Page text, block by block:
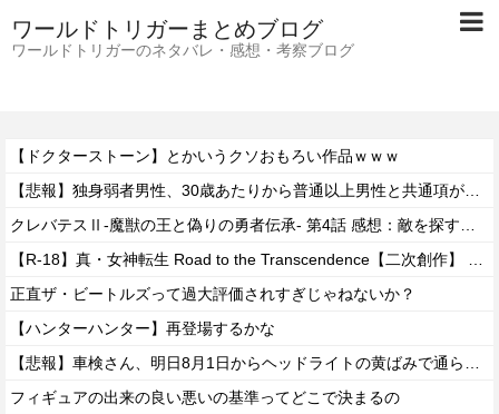
ワールドトリガーまとめブログ
ワールドトリガーのネタバレ・感想・考察ブログ
【ドクターストーン】とかいうクソおもろい作品ｗｗｗ
正直ザ・ビートルズって過大評価されすぎじゃねないか？
【ハンターハンター】再登場するかな
フィギュアの出来の良い悪いの基準ってどこで決まるの